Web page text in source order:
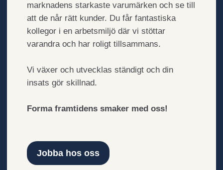
marknadens starkaste varumärken och se till
att de når rätt kunder. Du får fantastiska
kollegor i en arbetsmiljö där vi stöttar
varandra och har roligt tillsammans.
Vi växer och utvecklas ständigt och din
insats gör skillnad.
Forma framtidens smaker med oss!
Jobba hos oss